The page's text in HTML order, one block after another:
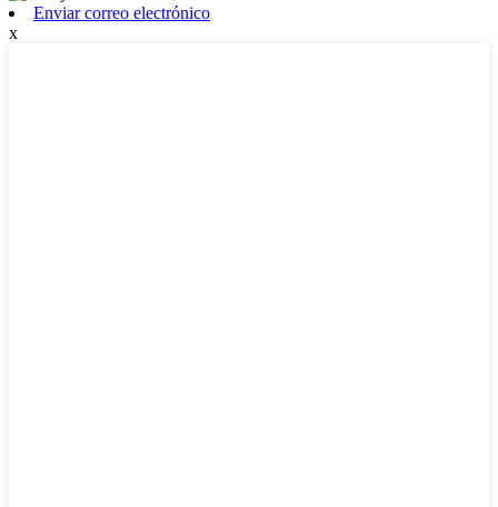
Enviar correo electrónico
x